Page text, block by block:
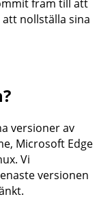
fram till att
nollställa sina
versioner av
Microsoft Edge
Vi
versionen